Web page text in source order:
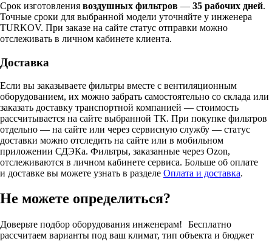
Срок изготовления воздушных фильтров — 35 рабочих дней.
Точные сроки для выбранной модели уточняйте у инженера
TURKOV. При заказе на сайте статус отправки можно
отслеживать в личном кабинете клиента.
Доставка
Если вы заказываете фильтры вместе с вентиляционным
оборудованием, их можно забрать самостоятельно со склада или
заказать доставку транспортной компанией — стоимость
рассчитывается на сайте выбранной ТК. При покупке фильтров
отдельно — на сайте или через сервисную службу — статус
доставки можно отследить на сайте или в мобильном
приложении СДЭКа. Фильтры, заказанные через Ozon,
отслеживаются в личном кабинете сервиса. Больше об оплате
и доставке вы можете узнать в разделе Оплата и доставка.
Не можете определиться?
Доверьте подбор оборудования инженерам! Бесплатно
рассчитаем варианты под ваш климат, тип объекта и бюджет